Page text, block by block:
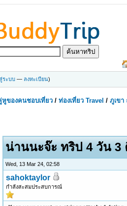
ระบบ — ลงทะเบียน)
หูของคนชอบเที่ยว /ท่องเที่ยว Travel /ภูเขา
น่านนะจ๊ะ ทริป 4 วัน 3
Wed, 13 Mar 24, 02:58
sahoktaylor
กำลังสะสมประสบการณ์